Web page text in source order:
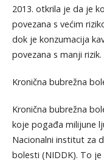
2013. otkrila je da je
povezana s većim
dok je konzumacija
povezana s manji rizik.
Kronična bubrežna
Kronična bubrežna
koje pogađa milijune
Nacionalni institut za
bolesti (NIDDK). To